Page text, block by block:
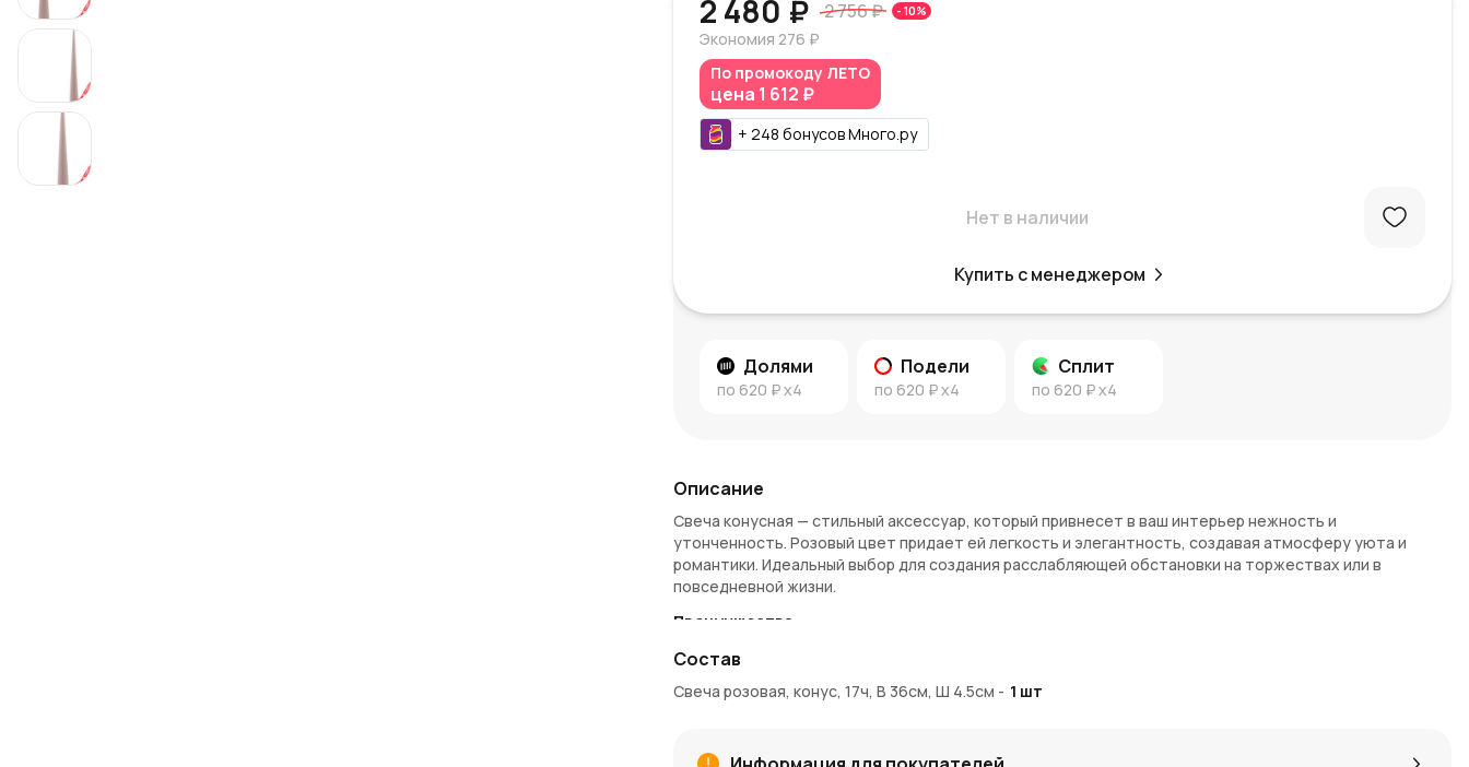
2 480 ₽ 2 756 ₽ - 10%
Экономия 276 ₽
По промокоду ЛЕТО
цена 1 612 ₽
+ 248 бонусовМного.ру
Нет в наличии
Купить с менеджером
Долями
по 620 ₽x4
Подели
по 620 ₽x4
Сплит
по 620 ₽x4
Описание
Свеча конусная — стильный аксессуар, который привнесет в ваш интерьер нежность и
утонченность. Розовый цвет придает ей легкость и элегантность, создавая атмосферу уюта и
романтики. Идеальный выбор для создания расслабляющей обстановки на торжествах или в
повседневной жизни.
Преимущества:
Нежный розовый цвет, добавляющий интерьеру мягкость и изысканность
Долговечное горение до 17 часов, обеспечивающее мягкое и продолжительное освещение
Информация о покупке и доставке:
Состав
Свеча розовая, конус, 17ч, В 36см, Ш 4.5см - 1 шт